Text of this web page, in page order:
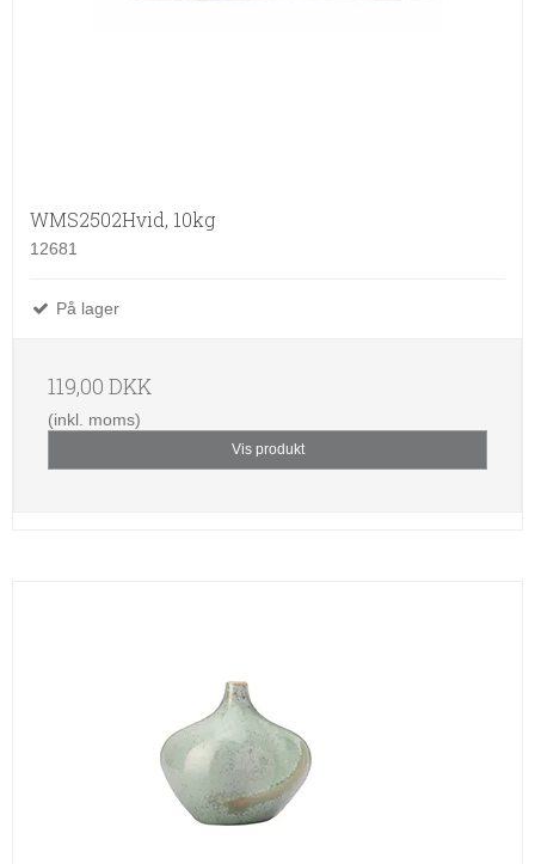
WMS2502Hvid, 10kg
12681
På lager
119,00 DKK
(inkl. moms)
Vis produkt